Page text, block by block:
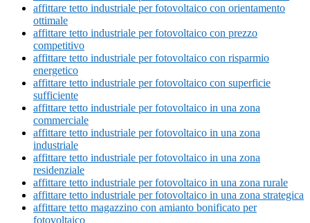
affittare tetto industriale per fotovoltaico con orientamento
ottimale
affittare tetto industriale per fotovoltaico con prezzo
competitivo
affittare tetto industriale per fotovoltaico con risparmio
energetico
affittare tetto industriale per fotovoltaico con superficie
sufficiente
affittare tetto industriale per fotovoltaico in una zona
commerciale
affittare tetto industriale per fotovoltaico in una zona
industriale
affittare tetto industriale per fotovoltaico in una zona
residenziale
affittare tetto industriale per fotovoltaico in una zona rurale
affittare tetto industriale per fotovoltaico in una zona strategica
affittare tetto magazzino con amianto bonificato per
fotovoltaico